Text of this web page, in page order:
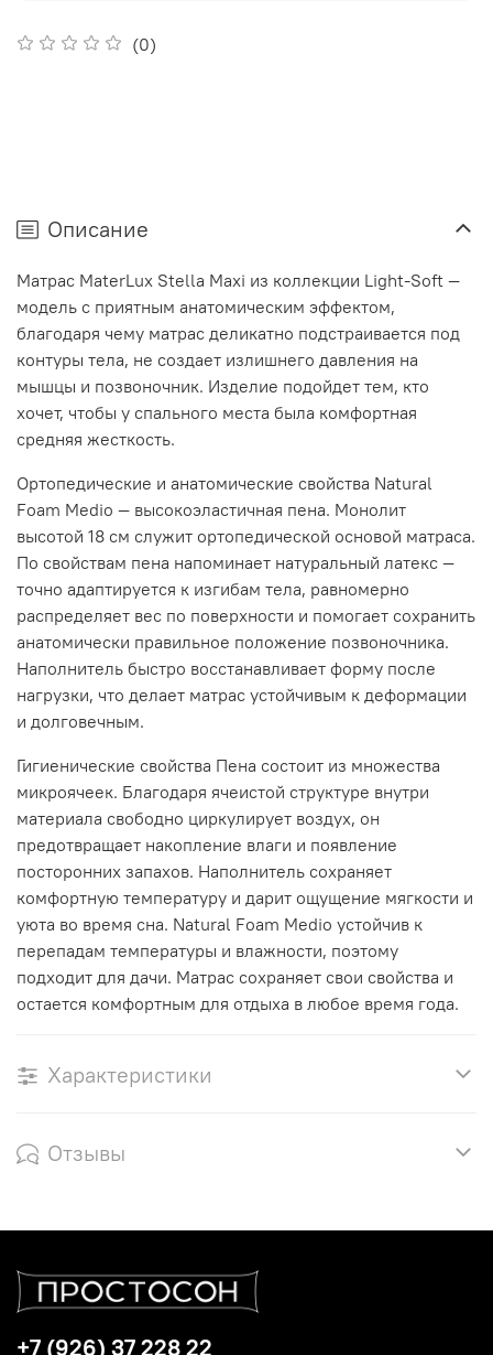
(0)
Описание
Матрас MaterLux Stella Maxi из коллекции Light-Soft —
модель с приятным анатомическим эффектом,
благодаря чему матрас деликатно подстраивается под
контуры тела, не создает излишнего давления на
мышцы и позвоночник. Изделие подойдет тем, кто
хочет, чтобы у спального места была комфортная
средняя жесткость.
Ортопедические и анатомические свойства Natural
Foam Medio — высокоэластичная пена. Монолит
высотой 18 см служит ортопедической основой матраса.
По свойствам пена напоминает натуральный латекс —
точно адаптируется к изгибам тела, равномерно
распределяет вес по поверхности и помогает сохранить
анатомически правильное положение позвоночника.
Наполнитель быстро восстанавливает форму после
нагрузки, что делает матрас устойчивым к деформации
и долговечным.
Гигиенические свойства Пена состоит из множества
микроячеек. Благодаря ячеистой структуре внутри
материала свободно циркулирует воздух, он
предотвращает накопление влаги и появление
посторонних запахов. Наполнитель сохраняет
комфортную температуру и дарит ощущение мягкости и
уюта во время сна. Natural Foam Medio устойчив к
перепадам температуры и влажности, поэтому
подходит для дачи. Матрас сохраняет свои свойства и
остается комфортным для отдыха в любое время года.
Характеристики
Отзывы
+7 (926) 37 228 22